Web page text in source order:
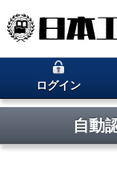
ログイン
自動